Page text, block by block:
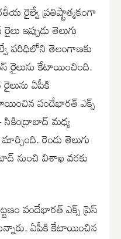
రైల్వే ప్రతిష్టాత్మకంగా
ఇప్పుడు తెలుగు
పరిధిలోని తెలంగాణకు
రైలును కేటాయించింది.
ఏపీకి
వందేభారత్ ఎక్స్
సికింద్రాబాద్ మధ్య
రెండు తెలుగు
నుంచి విశాఖ వరకు
వందేభారత్ ఎక్స్ ప్రెస్
ఏపీకి కేటాయించిన